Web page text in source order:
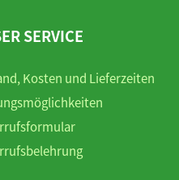
SERVICE
Kosten und Lieferzeiten